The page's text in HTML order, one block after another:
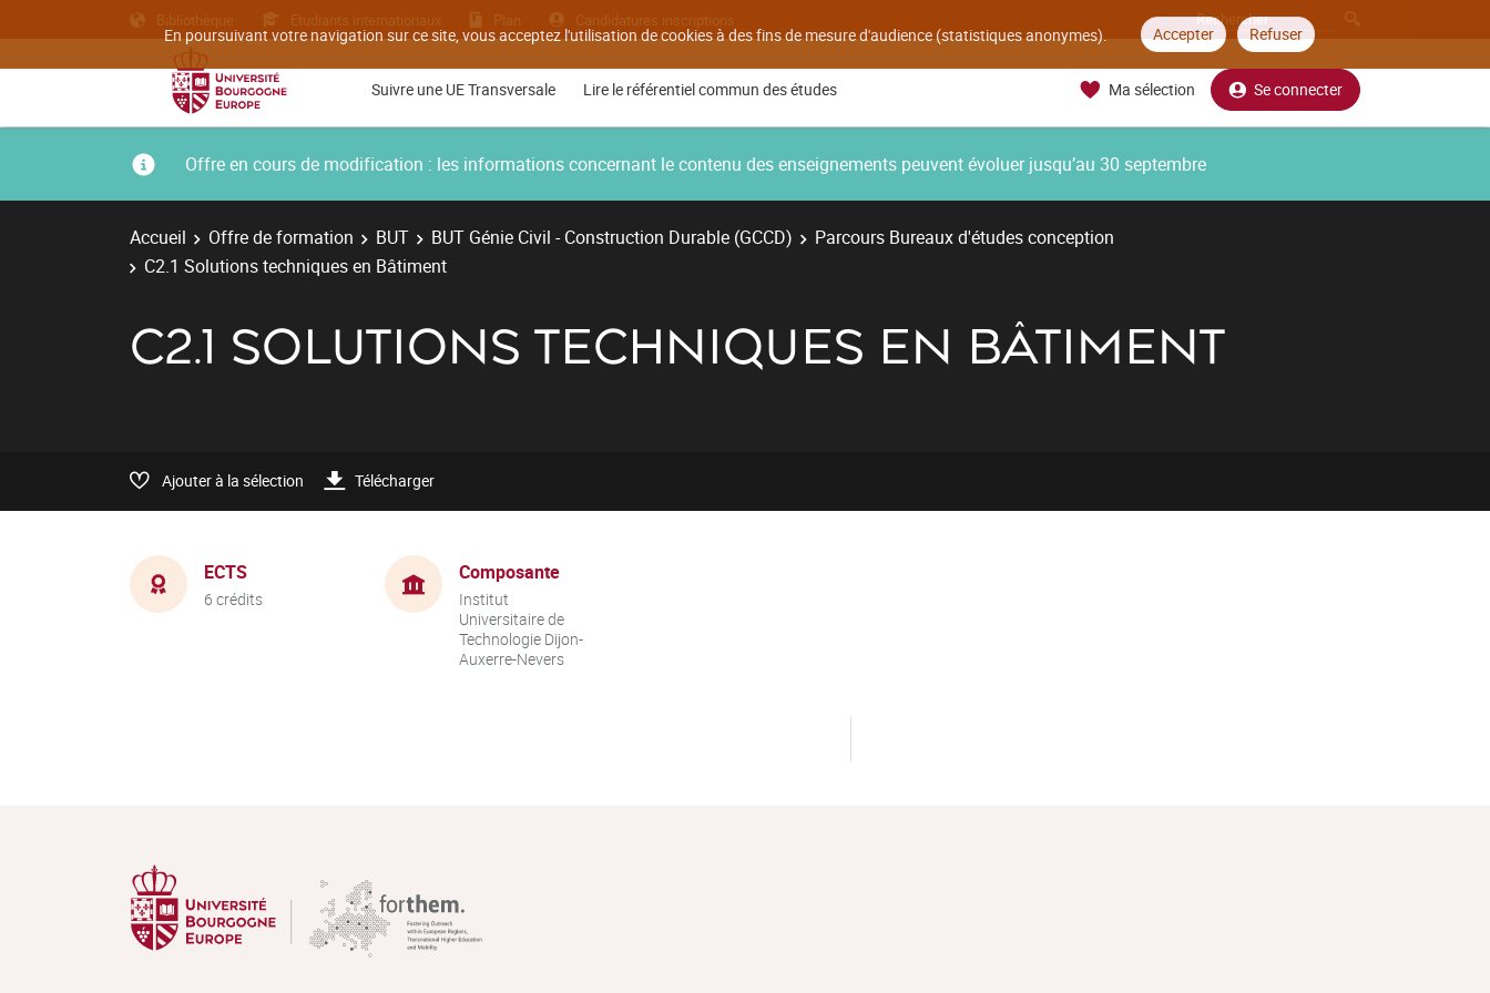
En poursuivant votre navigation sur ce site, vous acceptez l'utilisation de cookies à des fins de mesure d'audience (statistiques anonymes). Accepter Refuser
Bibliothèque Etudiants internationaux Plan Candidatures inscriptions
Suivre une UE Transversale Lire le référentiel commun des études Ma sélection Se connecter
Offre en cours de modification : les informations concernant le contenu des enseignements peuvent évoluer jusqu’au 30 septembre
Accueil Offre de formation BUT BUT Génie Civil - Construction Durable (GCCD)
Parcours Bureaux d'études conception
C2.1 Solutions techniques en Bâtiment
C2.1 SOLUTIONS TECHNIQUES EN BÂTIMENT
Ajouter à la sélection Télécharger
ECTS
6 crédits
Composante
Institut
Universitaire de
Technologie Dijon-
Auxerre-Nevers